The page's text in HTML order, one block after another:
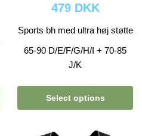
479 DKK
Sports bh med ultra høj støtte
65-90 D/E/F/G/H/I + 70-85
J/K
Select options